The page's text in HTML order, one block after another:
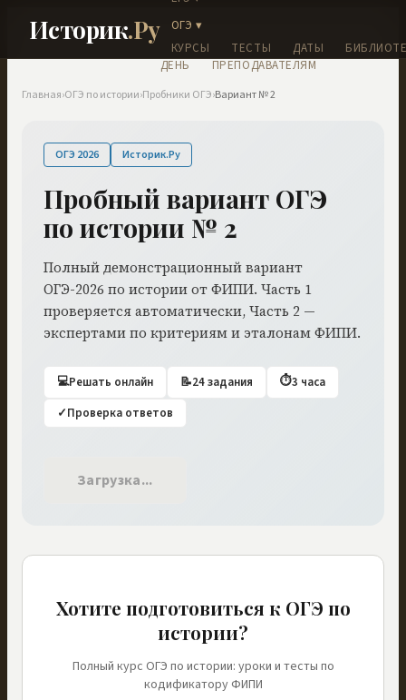
Историк.Ру
ОГЭ ▾
КУРСЫ
ТЕСТЫ ДАТЫ
ДЕНЬ
ПРЕПОДАВАТЕЛЯМ
Главная›ОГЭ по истории›Пробники ОГЭ›Вариант № 2
ОГЭ 2026 Историк.Ру
Пробный вариант ОГЭ
по истории № 2
Полный демонстрационный вариант
ОГЭ-2026 по истории от ФИПИ. Часть 1
проверяется автоматически, Часть 2 —
экспертами по критериям и эталонам ФИПИ.
💻Решать онлайн 📝24 задания ⏱3 часа
✓Проверка ответов
Загрузка...
Хотите подготовиться к ОГЭ по
истории?
Полный курс ОГЭ по истории: уроки и тесты по
кодификатору ФИПИ